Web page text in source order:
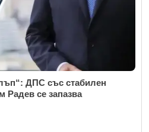
ДПС със стабилен
Радев се запазва